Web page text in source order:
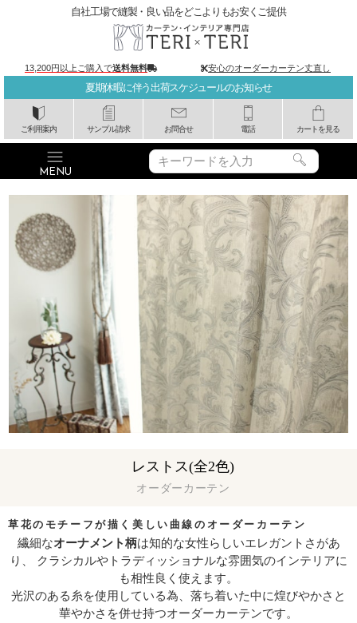
夏期休暇に伴う出荷スケジュールのお知らせ
ご利用案内 サンプル請求 お問合せ 電話 カートを見る
自社工場で縫製・良い品をどこよりもお安くご提供
13,200円以上ご購入で送料無料 安心のオーダーカーテン丈直し
草花のモチーフが描く美しい曲線のオーダーカーテン
オーダーカーテン
レストス(全2色)
繊細なオーナメント柄は知的な女性らしいエレガントさがあ
り、 クラシカルやトラディッショナルな雰囲気のインテリアに
も相性良く使えます。
光沢のある糸を使用している為、落ち着いた中に煌びやかさと
華やかさを併せ持つオーダーカーテンです。